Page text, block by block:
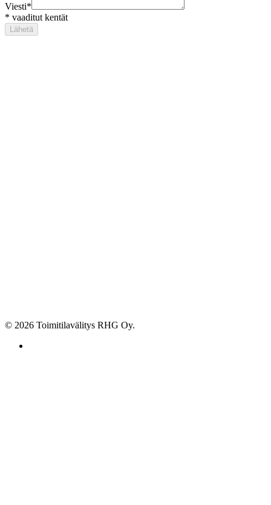
Viesti*
* vaaditut kentät
© 2026 Toimitilavälitys RHG Oy.